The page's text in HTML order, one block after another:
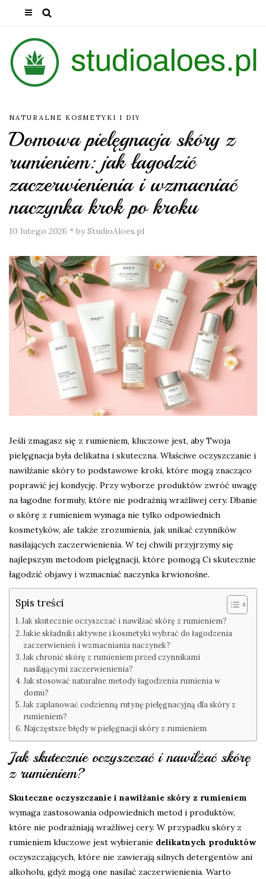
NATURALNE KOSMETYKI I DIY
Domowa pielęgnacja skóry z
rumieniem: jak łagodzić
zaczerwienienia i wzmacniać
naczynka krok po kroku
10 lutego 2026 * by StudioAloes.pl
Jeśli zmagasz się z rumieniem, kluczowe jest, aby Twoja
pielęgnacja była delikatna i skuteczna. Właściwe oczyszczanie i
nawilżanie skóry to podstawowe kroki, które mogą znacząco
poprawić jej kondycję. Przy wyborze produktów zwróć uwagę
na łagodne formuły, które nie podrażnią wrażliwej cery. Dbanie
o skórę z rumieniem wymaga nie tylko odpowiednich
kosmetyków, ale także zrozumienia, jak unikać czynników
nasilających zaczerwienienia. W tej chwili przyjrzymy się
najlepszym metodom pielęgnacji, które pomogą Ci skutecznie
łagodzić objawy i wzmacniać naczynka krwionośne.
Spis treści
Jak skutecznie oczyszczać i nawilżać skórę z rumieniem?
Jakie składniki aktywne i kosmetyki wybrać do łagodzenia
zaczerwienień i wzmacniania naczynek?
Jak chronić skórę z rumieniem przed czynnikami
nasilającymi zaczerwienienia?
Jak stosować naturalne metody łagodzenia rumienia w
domu?
Jak zaplanować codzienną rutynę pielęgnacyjną dla skóry z
rumieniem?
Najczęstsze błędy w pielęgnacji skóry z rumieniem
Jak skutecznie oczyszczać i nawilżać skórę
z rumieniem?
Skuteczne oczyszczanie i nawilżanie skóry z rumieniem
wymaga zastosowania odpowiednich metod i produktów,
które nie podrażniają wrażliwej cery. W przypadku skóry z
rumieniem kluczowe jest wybieranie delikatnych produktów
oczyszczających, które nie zawierają silnych detergentów ani
alkoholu, gdyż mogą one nasilać zaczerwienienia. Warto